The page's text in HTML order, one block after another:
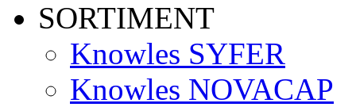
SORTIMENT
Knowles SYFER
Knowles NOVACAP